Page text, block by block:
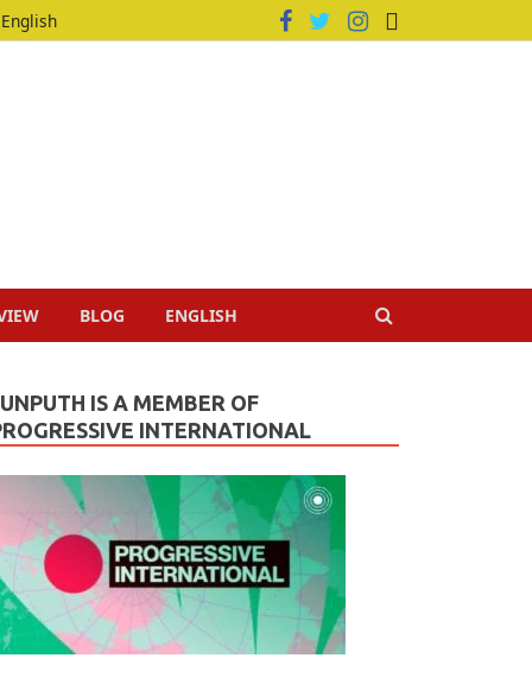
English
BLOG ENGLISH
IS A MEMBER OF
INTERNATIONAL